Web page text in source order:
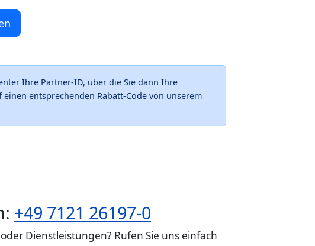
Ihre Partner-ID, über die Sie dann Ihre
entsprechenden Rabatt-Code von unserem
+49 7121 26197-0
Dienstleistungen? Rufen Sie uns einfach